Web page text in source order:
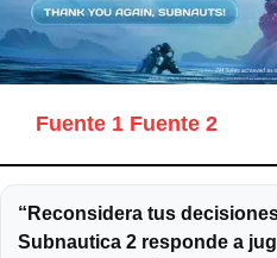
Fuente 1 Fuente 2
“Reconsidera tus
Subnautica 2 responde a